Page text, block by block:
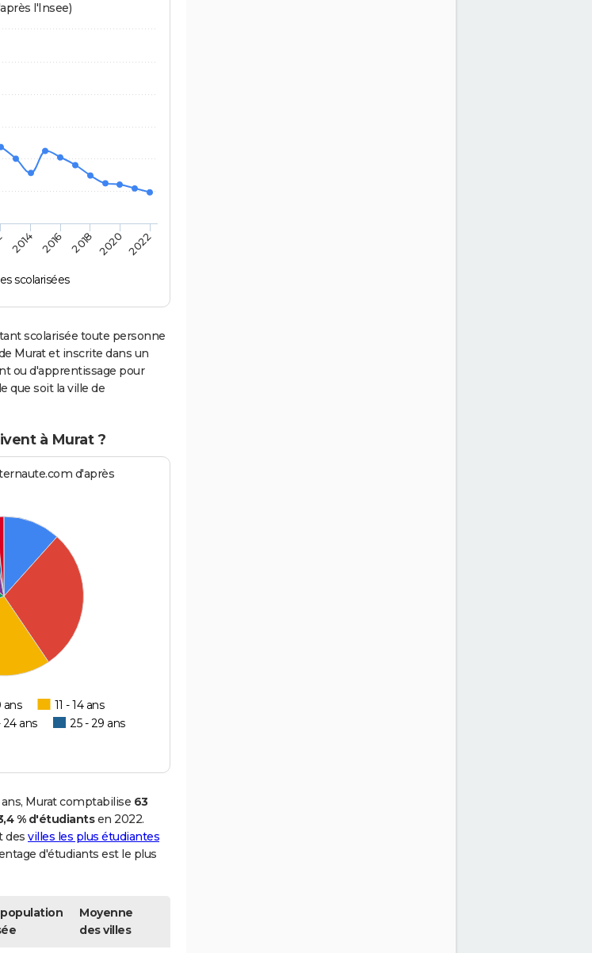
l'Insee)
scolarisées
2014 2016 2018 2020 2022
scolarisée toute personne
Murat et inscrite dans un
ou d'apprentissage pour
que soit la ville de
à Murat ?
d'après
ans
11 - 14 ans
24 ans
25 - 29 ans
Murat comptabilise 63
% d'étudiantsen 2022.
des villes les plus étudiantes
d'étudiants est le plus
population
Moyenne
des villes